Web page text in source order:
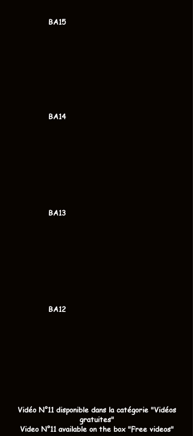
BA15
BA14
BA13
BA12
Vidéo N°11 disponible dans la catégorie "Vidéos
gratuites"
Video N°11 available on the box "Free videos"